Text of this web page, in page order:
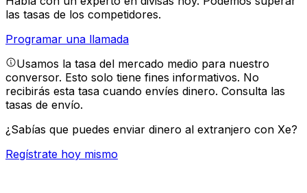
las tasas de los competidores.
Programar una llamada
Usamos la tasa del mercado medio para nuestro
conversor. Esto solo tiene fines informativos. No
recibirás esta tasa cuando envíes dinero. Consulta las
tasas de envío.
¿Sabías que puedes enviar dinero al extranjero con Xe?
Regístrate hoy mismo